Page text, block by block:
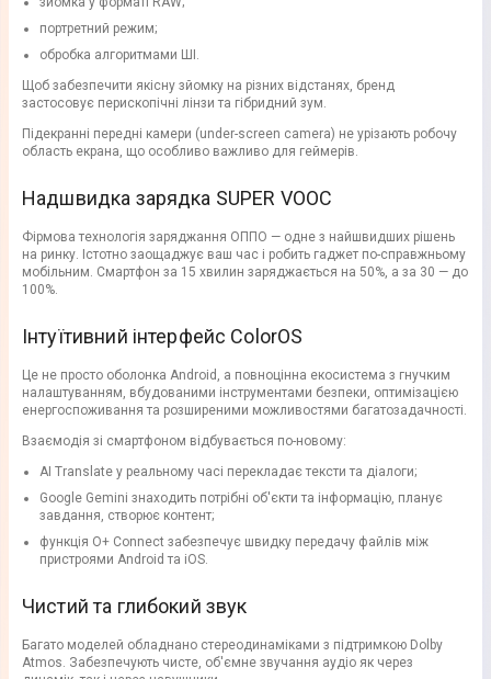
портретний режим;
обробка алгоритмами ШІ.
Щоб забезпечити якісну зйомку на різних відстанях, бренд
застосовує перископічні лінзи та гібридний зум.
Підекранні передні камери (under-screen camera) не урізають робочу
область екрана, що особливо важливо для геймерів.
Надшвидка зарядка SUPER VOOC
Фірмова технологія заряджання ОППО — одне з найшвидших рішень
на ринку. Істотно заощаджує ваш час і робить гаджет по-справжньому
мобільним. Смартфон за 15 хвилин заряджається на 50%, а за 30 — до
100%.
Інтуїтивний інтерфейс ColorOS
Це не просто оболонка Android, а повноцінна екосистема з гнучким
налаштуванням, вбудованими інструментами безпеки, оптимізацією
енергоспоживання та розширеними можливостями багатозадачності.
Взаємодія зі смартфоном відбувається по-новому:
AI Translate у реальному часі перекладає тексти та діалоги;
Google Gemini знаходить потрібні об'єкти та інформацію, планує
завдання, створює контент;
функція O+ Connect забезпечує швидку передачу файлів між
пристроями Android та iOS.
Чистий та глибокий звук
Багато моделей обладнано стереодинаміками з підтримкою Dolby
Atmos. Забезпечують чисте, об'ємне звучання аудіо як через